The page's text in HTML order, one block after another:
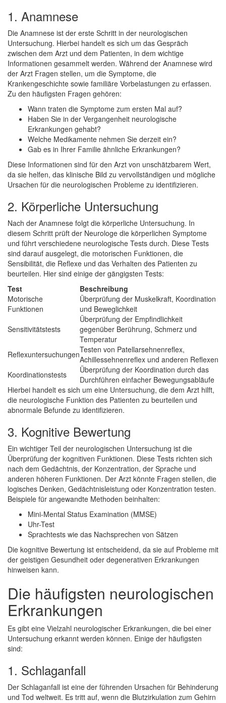
1. Anamnese
Die Anamnese ist der erste Schritt in der neurologischen
Untersuchung. Hierbei handelt es sich um das Gespräch
zwischen dem Arzt und dem Patienten, in dem wichtige
Informationen gesammelt werden. Während der Anamnese wird
der Arzt Fragen stellen, um die Symptome, die
Krankengeschichte sowie familiäre Vorbelastungen zu erfassen.
Zu den häufigsten Fragen gehören:
Wann traten die Symptome zum ersten Mal auf?
Haben Sie in der Vergangenheit neurologische
Erkrankungen gehabt?
Welche Medikamente nehmen Sie derzeit ein?
Gab es in Ihrer Familie ähnliche Erkrankungen?
Diese Informationen sind für den Arzt von unschätzbarem Wert,
da sie helfen, das klinische Bild zu vervollständigen und mögliche
Ursachen für die neurologischen Probleme zu identifizieren.
2. Körperliche Untersuchung
Nach der Anamnese folgt die körperliche Untersuchung. In
diesem Schritt prüft der Neurologe die körperlichen Symptome
und führt verschiedene neurologische Tests durch. Diese Tests
sind darauf ausgelegt, die motorischen Funktionen, die
Sensibilität, die Reflexe und das Verhalten des Patienten zu
beurteilen. Hier sind einige der gängigsten Tests:
Test
Beschreibung
Motorische
Funktionen
Überprüfung der Muskelkraft, Koordination
und Beweglichkeit
Sensitivitätstests
Überprüfung der Empfindlichkeit
gegenüber Berührung, Schmerz und
Temperatur
ReflexuntersuchungenTesten von Patellarsehnenreflex,
Achillessehnenreflex und anderen Reflexen
Koordinationstests
Überprüfung der Koordination durch das
Durchführen einfacher Bewegungsabläufe
Hierbei handelt es sich um eine Untersuchung, die dem Arzt hilft,
die neurologische Funktion des Patienten zu beurteilen und
abnormale Befunde zu identifizieren.
3. Kognitive Bewertung
Ein wichtiger Teil der neurologischen Untersuchung ist die
Überprüfung der kognitiven Funktionen. Diese Tests richten sich
nach dem Gedächtnis, der Konzentration, der Sprache und
anderen höheren Funktionen. Der Arzt könnte Fragen stellen, die
logisches Denken, Gedächtnisleistung oder Konzentration testen.
Beispiele für angewandte Methoden beinhalten:
Mini-Mental Status Examination (MMSE)
Uhr-Test
Sprachtests wie das Nachsprechen von Sätzen
Die kognitive Bewertung ist entscheidend, da sie auf Probleme mit
der geistigen Gesundheit oder degenerativen Erkrankungen
hinweisen kann.
Die häufigsten neurologischen
Erkrankungen
Es gibt eine Vielzahl neurologischer Erkrankungen, die bei einer
Untersuchung erkannt werden können. Einige der häufigsten
sind:
1. Schlaganfall
Der Schlaganfall ist eine der führenden Ursachen für Behinderung
und Tod weltweit. Es tritt auf, wenn die Blutzirkulation zum Gehirn